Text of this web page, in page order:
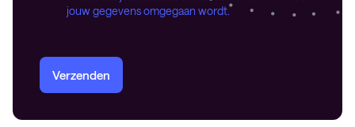
jouw gegevens omgegaan wordt.
Verzenden